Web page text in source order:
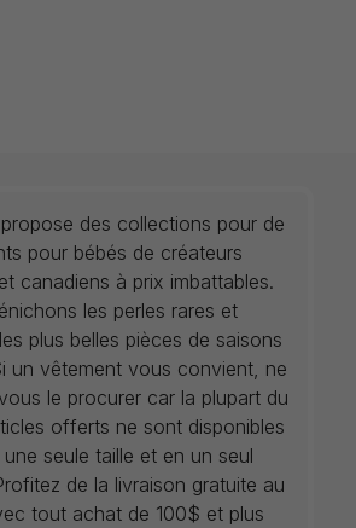
des collections pour de
pour bébés de créateurs
canadiens à prix imbattables.
les perles rares et
plus belles pièces de saisons
un vêtement vous convient, ne
le procurer car la plupart du
offerts ne sont disponibles
seule taille et en un seul
de la livraison gratuite au
tout achat de 100$ et plus